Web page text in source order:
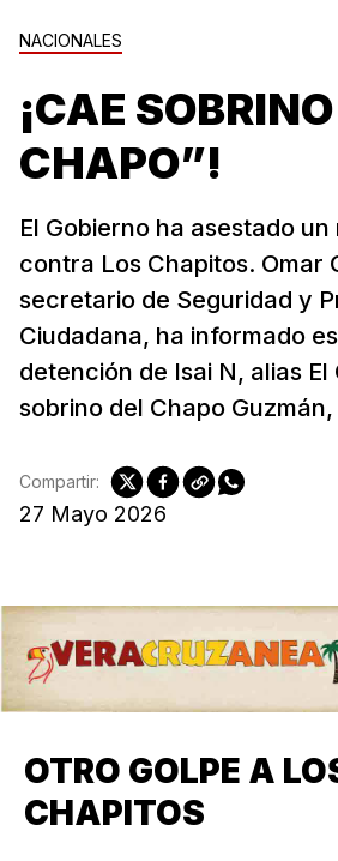
NACIONALES
¡CAE
CHAPO”!
El Gobierno ha asestado
contra Los Chapitos. Omar
secretario de Seguridad y
Ciudadana, ha informado
detención de Isai N, alias
sobrino del Chapo
27 Mayo 2026
Compartir:
OTRO GOLPE A
CHAPITOS